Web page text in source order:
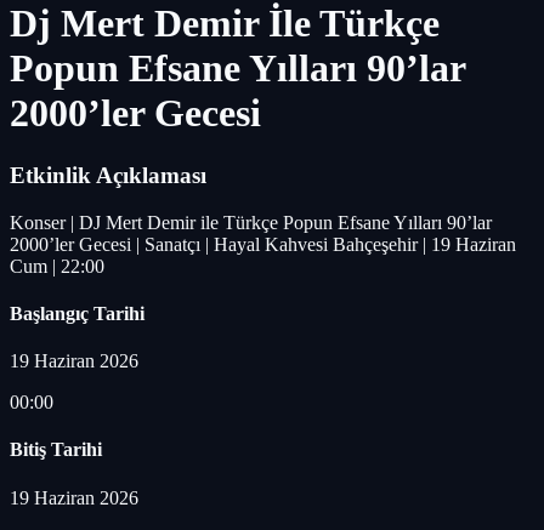
Dj Mert Demir İle Türkçe
Popun Efsane Yılları 90’lar
2000’ler Gecesi
Etkinlik Açıklaması
Konser | DJ Mert Demir ile Türkçe Popun Efsane Yılları 90’lar
2000’ler Gecesi | Sanatçı | Hayal Kahvesi Bahçeşehir | 19 Haziran
Cum | 22:00
Başlangıç Tarihi
19 Haziran 2026
00:00
Bitiş Tarihi
19 Haziran 2026